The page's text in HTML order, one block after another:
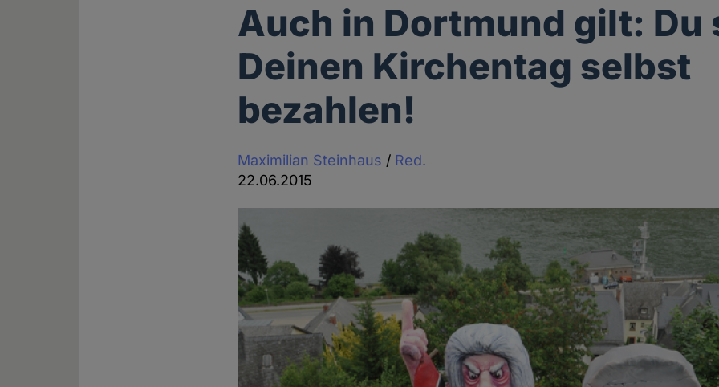
Auch in Dortmund gilt: Du
Deinen Kirchentag selbst
bezahlen!
Maximilian Steinhaus / Red.
22.06.2015